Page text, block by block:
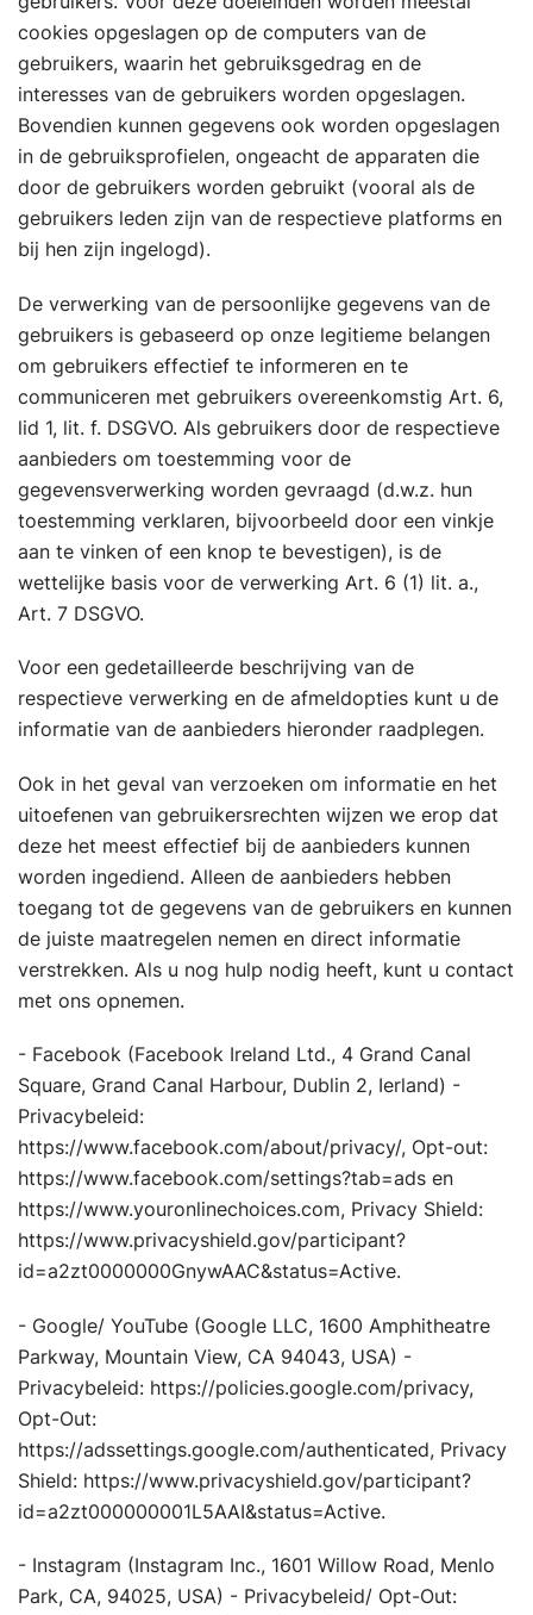
cookies opgeslagen op de computers van de
gebruikers, waarin het gebruiksgedrag en de
interesses van de gebruikers worden opgeslagen.
Bovendien kunnen gegevens ook worden opgeslagen
in de gebruiksprofielen, ongeacht de apparaten die
door de gebruikers worden gebruikt (vooral als de
gebruikers leden zijn van de respectieve platforms en
bij hen zijn ingelogd).
De verwerking van de persoonlijke gegevens van de
gebruikers is gebaseerd op onze legitieme belangen
om gebruikers effectief te informeren en te
communiceren met gebruikers overeenkomstig Art. 6,
lid 1, lit. f. DSGVO. Als gebruikers door de respectieve
aanbieders om toestemming voor de
gegevensverwerking worden gevraagd (d.w.z. hun
toestemming verklaren, bijvoorbeeld door een vinkje
aan te vinken of een knop te bevestigen), is de
wettelijke basis voor de verwerking Art. 6 (1) lit. a.,
Art. 7 DSGVO.
Voor een gedetailleerde beschrijving van de
respectieve verwerking en de afmeldopties kunt u de
informatie van de aanbieders hieronder raadplegen.
Ook in het geval van verzoeken om informatie en het
uitoefenen van gebruikersrechten wijzen we erop dat
deze het meest effectief bij de aanbieders kunnen
worden ingediend. Alleen de aanbieders hebben
toegang tot de gegevens van de gebruikers en kunnen
de juiste maatregelen nemen en direct informatie
verstrekken. Als u nog hulp nodig heeft, kunt u contact
met ons opnemen.
- Facebook (Facebook Ireland Ltd., 4 Grand Canal
Square, Grand Canal Harbour, Dublin 2, Ierland) -
Privacybeleid:
https://www.facebook.com/about/privacy/, Opt-out:
https://www.facebook.com/settings?tab=ads en
https://www.youronlinechoices.com, Privacy Shield:
https://www.privacyshield.gov/participant?
id=a2zt0000000GnywAAC&status=Active.
- Google/ YouTube (Google LLC, 1600 Amphitheatre
Parkway, Mountain View, CA 94043, USA) -
Privacybeleid: https://policies.google.com/privacy,
Opt-Out:
https://adssettings.google.com/authenticated, Privacy
Shield: https://www.privacyshield.gov/participant?
id=a2zt000000001L5AAI&status=Active.
- Instagram (Instagram Inc., 1601 Willow Road, Menlo
Park, CA, 94025, USA) - Privacybeleid/ Opt-Out: